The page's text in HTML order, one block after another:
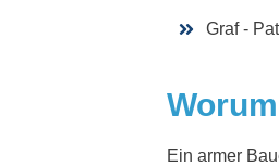
Graf -
Ein armer